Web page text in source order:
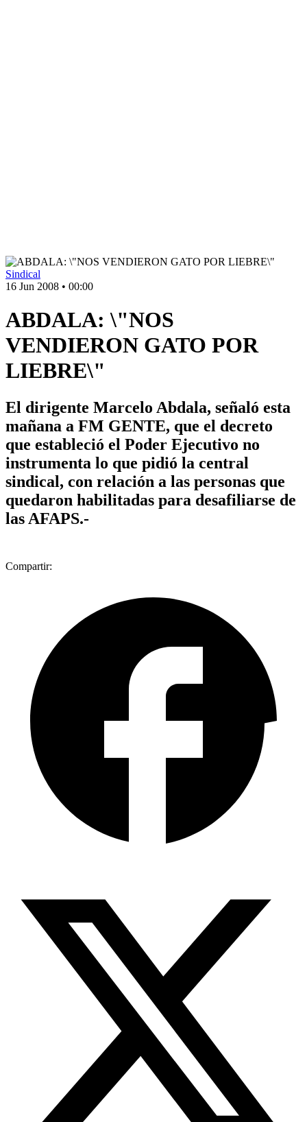
Sindical
16 Jun 2008 • 00:00
ABDALA: \"NOS
VENDIERON GATO POR
LIEBRE\"
El dirigente Marcelo Abdala, señaló esta
mañana a FM GENTE, que el decreto
que estableció el Poder Ejecutivo no
instrumenta lo que pidió la central
sindical, con relación a las personas que
quedaron habilitadas para desafiliarse de
las AFAPS.-
Compartir: